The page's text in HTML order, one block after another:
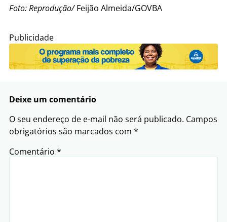
Foto: Reprodução/Feijão Almeida/GOVBA
Publicidade
Deixe um comentário
O seu endereço de e-mail não será publicado. Campos
obrigatórios são marcados com *
Comentário *